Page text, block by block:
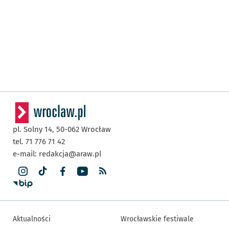
pl. Solny 14, 50-062 Wrocław
tel. 71 776 71 42
e-mail: redakcja@araw.pl
Aktualności Wrocławskie festiwale